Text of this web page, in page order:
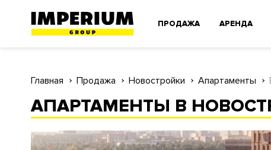
ПРОДАЖА АРЕНДА
Главная Продажа Новостройки Апартаменты
АПАРТАМЕНТЫ В